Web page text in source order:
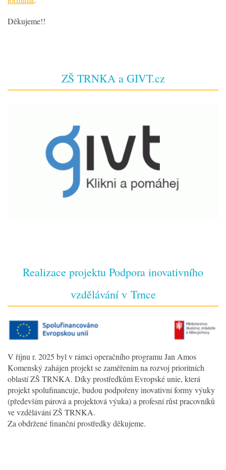
Děkujeme!!
ZŠ TRNKA a GIVT.cz
Realizace projektu Podpora inovativního
vzdělávání v Trnce
V říjnu r. 2025 byl v rámci operačního programu Jan Amos
Komenský zahájen projekt se zaměřením na rozvoj prioritních
oblastí ZŠ TRNKA. Díky prostředkům Evropské unie, která
projekt spolufinancuje, budou podpořeny inovativní formy výuky
(především párová a projektová výuka) a profesní růst pracovníků
ve vzdělávání ZŠ TRNKA.
Za obdržené finanční prostředky děkujeme.